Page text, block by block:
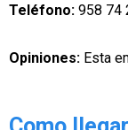
Teléfono: 958 74
Opiniones: Esta